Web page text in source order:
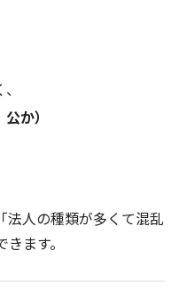
か）
法人の種類が多くて混乱
ます。